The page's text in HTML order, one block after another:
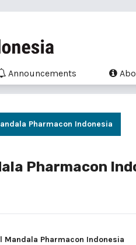
Announcements
Pharmacon Indonesia
Pharmacon
Mandala Pharmacon Indonesia